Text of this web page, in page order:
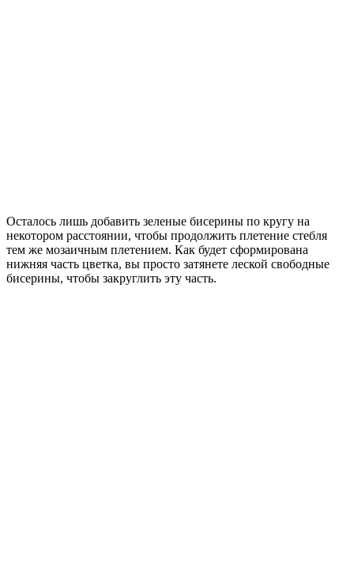
Осталось лишь добавить зеленые бисерины по кругу на
некотором расстоянии, чтобы продолжить плетение стебля
тем же мозаичным плетением. Как будет сформирована
нижняя часть цветка, вы просто затянете леской свободные
бисерины, чтобы закруглить эту часть.